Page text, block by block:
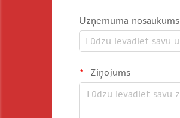
Uzņēmuma nosaukums
Ziņojums